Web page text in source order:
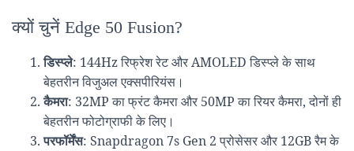
क्यों चुनें Edge 50 Fusion?
डिस्प्ले: 144Hz रिफ्रेश रेट और AMOLED डिस्प्ले के साथ
बेहतरीन विजुअल एक्सपीरियंस।
कैमरा: 32MP का फ्रंट कैमरा और 50MP का रियर कैमरा, दोनों ही
बेहतरीन फोटोग्राफी के लिए।
परफॉर्मेंस: Snapdragon 7s Gen 2 प्रोसेसर और 12GB रैम के